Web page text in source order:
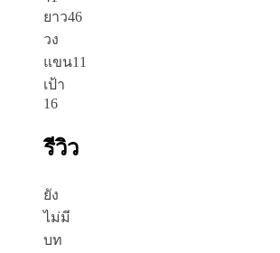
ยาว46
วง
แขน11
เป้า
16
รีวิว
ยัง
ไม่มี
บท